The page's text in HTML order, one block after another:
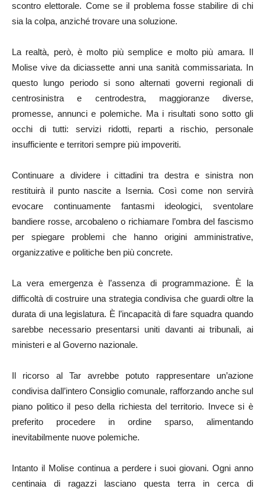
scontro elettorale. Come se il problema fosse stabilire di chi
sia la colpa, anziché trovare una soluzione.
La realtà, però, è molto più semplice e molto più amara. Il
Molise vive da diciassette anni una sanità commissariata. In
questo lungo periodo si sono alternati governi regionali di
centrosinistra e centrodestra, maggioranze diverse,
promesse, annunci e polemiche. Ma i risultati sono sotto gli
occhi di tutti: servizi ridotti, reparti a rischio, personale
insufficiente e territori sempre più impoveriti.
Continuare a dividere i cittadini tra destra e sinistra non
restituirà il punto nascite a Isernia. Così come non servirà
evocare continuamente fantasmi ideologici, sventolare
bandiere rosse, arcobaleno o richiamare l’ombra del fascismo
per spiegare problemi che hanno origini amministrative,
organizzative e politiche ben più concrete.
La vera emergenza è l’assenza di programmazione. È la
difficoltà di costruire una strategia condivisa che guardi oltre la
durata di una legislatura. È l’incapacità di fare squadra quando
sarebbe necessario presentarsi uniti davanti ai tribunali, ai
ministeri e al Governo nazionale.
Il ricorso al Tar avrebbe potuto rappresentare un’azione
condivisa dall’intero Consiglio comunale, rafforzando anche sul
piano politico il peso della richiesta del territorio. Invece si è
preferito procedere in ordine sparso, alimentando
inevitabilmente nuove polemiche.
Intanto il Molise continua a perdere i suoi giovani. Ogni anno
centinaia di ragazzi lasciano questa terra in cerca di